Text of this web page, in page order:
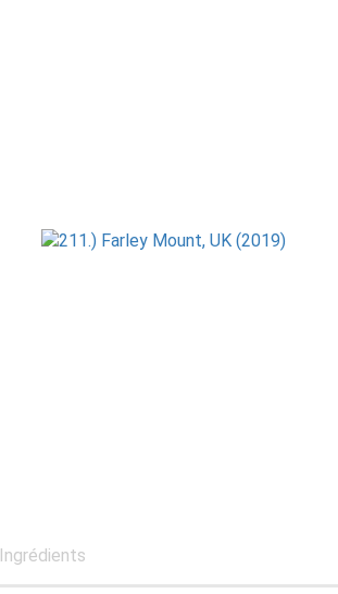
Ingrédients